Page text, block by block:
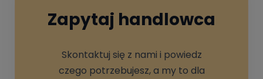
Zapytaj handlowca
Skontaktuj się z nami i powiedz
czego potrzebujesz, a my to dla